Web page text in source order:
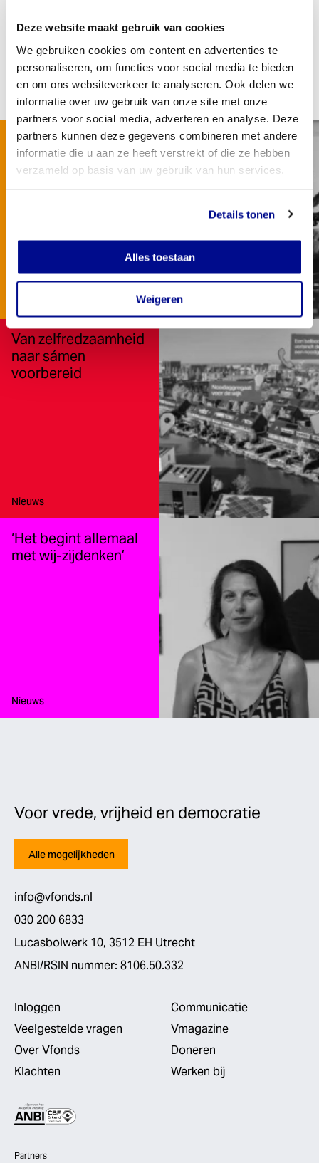
Deze website maakt gebruik van cookies
We gebruiken cookies om content en advertenties te
personaliseren, om functies voor social media te bieden
en om ons websiteverkeer te analyseren. Ook delen we
informatie over uw gebruik van onze site met onze
partners voor social media, adverteren en analyse. Deze
partners kunnen deze gegevens combineren met andere
informatie die u aan ze heeft verstrekt of die ze hebben
verzameld op basis van uw gebruik van hun services.
Details tonen
Alles toestaan
Weigeren
de geschiedenis zonder terughoudendheid en geeft de
slachtoffers een herkenbaar gezicht.
Lees meer over het Nationaal Holocaustmuseum
‘Deze film had eerder
niet gemaakt kunnen
worden’
Van zelfredzaamheid
naar sámen
voorbereid
Type:
Nieuws
‘Het begint allemaal
met wij-zijdenken’
Type:
Nieuws
Voor vrede, vrijheid en democratie
Alle mogelijkheden
info@vfonds.nl
030 200 6833
Lucasbolwerk 10, 3512 EH Utrecht
ANBI/RSIN nummer: 8106.50.332
Inloggen
Veelgestelde vragen
Over Vfonds
Klachten
Communicatie
Vmagazine
Doneren
Werken bij
Partners